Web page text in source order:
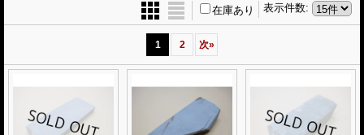
表示件数:
在庫あり
1 2 次»